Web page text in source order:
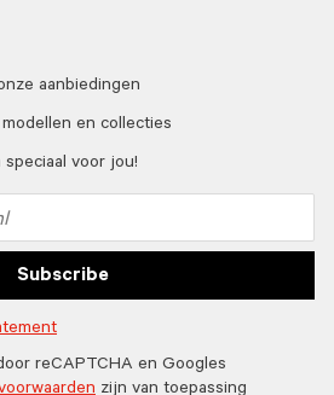
aanbiedingen
en collecties
voor jou!
Subscribe
reCAPTCHA en Googles
zijn van toepassing